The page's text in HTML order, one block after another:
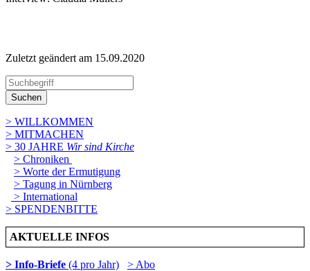
Zuletzt geändert am 15­.09.2020
Suchen
> WILLKOMMEN
> MITMACHEN
> 30 JAHRE Wir sind Kirche
> Chroniken
> Worte der Ermutigung
> Tagung in Nürnberg
> International
> SPENDENBITTE
AKTUELLE INFOS
> Info-Briefe (4 pro Jahr)
> Abo